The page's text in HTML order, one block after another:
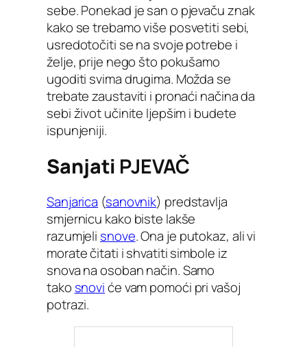
sebe. Ponekad je san o pjevaču znak
kako se trebamo više posvetiti sebi,
usredotočiti se na svoje potrebe i
želje, prije nego što pokušamo
ugoditi svima drugima. Možda se
trebate zaustaviti i pronaći načina da
sebi život učinite ljepšim i budete
ispunjeniji.
Sanjati PJEVAČ
Sanjarica (sanovnik) predstavlja
smjernicu kako biste lakše
razumjeli snove. Ona je putokaz, ali vi
morate čitati i shvatiti simbole iz
snova na osoban način. Samo
tako snoviće vam pomoći pri vašoj
potrazi.